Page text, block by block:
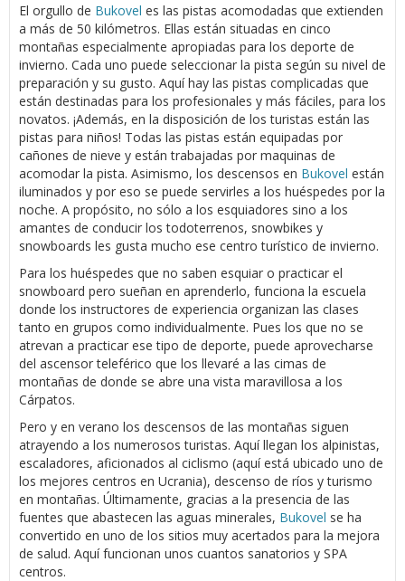
El orgullo de Bukovel es las pistas acomodadas que extienden
a más de 50 kilómetros. Ellas están situadas en cinco
montañas especialmente apropiadas para los deporte de
invierno. Cada uno puede seleccionar la pista según su nivel de
preparación y su gusto. Aquí hay las pistas complicadas que
están destinadas para los profesionales y más fáciles, para los
novatos. ¡Además, en la disposición de los turistas están las
pistas para niños! Todas las pistas están equipadas por
cañones de nieve y están trabajadas por maquinas de
acomodar la pista. Asimismo, los descensos en Bukovel están
iluminados y por eso se puede servirles a los huéspedes por la
noche. A propósito, no sólo a los esquiadores sino a los
amantes de conducir los todoterrenos, snowbikes y
snowboards les gusta mucho ese centro turístico de invierno.
Para los huéspedes que no saben esquiar o practicar el
snowboard pero sueñan en aprenderlo, funciona la escuela
donde los instructores de experiencia organizan las clases
tanto en grupos como individualmente. Pues los que no se
atrevan a practicar ese tipo de deporte, puede aprovecharse
del ascensor teleférico que los llevaré a las cimas de
montañas de donde se abre una vista maravillosa a los
Cárpatos.
Pero y en verano los descensos de las montañas siguen
atrayendo a los numerosos turistas. Aquí llegan los alpinistas,
escaladores, aficionados al ciclismo (aquí está ubicado uno de
los mejores centros en Ucrania), descenso de ríos y turismo
en montañas. Últimamente, gracias a la presencia de las
fuentes que abastecen las aguas minerales, Bukovel se ha
convertido en uno de los sitios muy acertados para la mejora
de salud. Aquí funcionan unos cuantos sanatorios y SPA
centros.